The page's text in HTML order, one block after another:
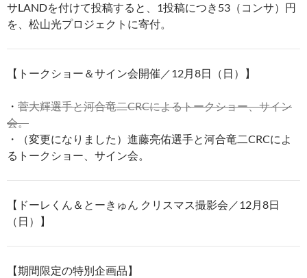
サLANDを付けて投稿すると、1投稿につき53（コンサ）円
を、松山光プロジェクトに寄付。
【トークショー＆サイン会開催／12月8日（日）】
・ 菅大輝選手と河合竜二CRCによるトークショー、サイン
会。
・（変更になりました）進藤亮佑選手と河合竜二CRCによ
るトークショー、サイン会。
【ドーレくん＆とーきゅん クリスマス撮影会／12月8日
（日）】
【期間限定の特別企画品】